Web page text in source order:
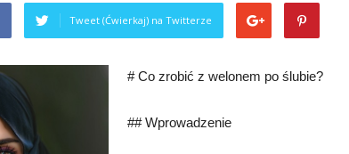
Tweet (Ćwierkaj) na Twitterze
# Co zrobić z welonem po ślubie?
## Wprowadzenie